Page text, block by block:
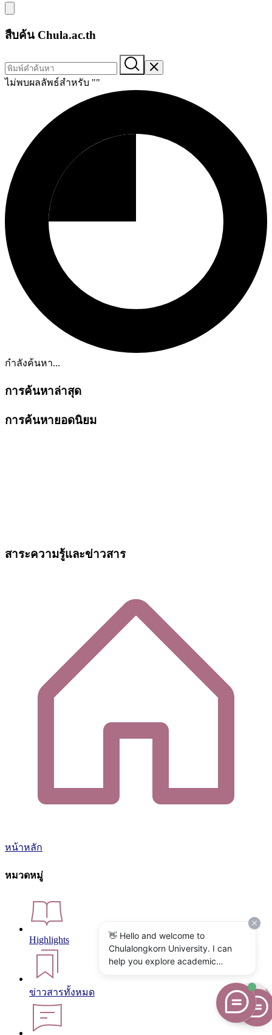
สืบค้น Chula.ac.th
ไม่พบผลลัพธ์สำหรับ ""
กำลังค้นหา...
การค้นหาล่าสุด
การค้นหายอดนิยม
สาระความรู้และข่าวสาร
หน้าหลัก
หมวดหมู่
Highlights
ข่าวสารทั้งหมด
👋 Hello and welcome to
Chulalongkorn University. I can
help you explore academic